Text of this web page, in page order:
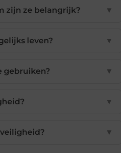
zijn ze belangrijk? ▼
leven? ▼
gebruiken? ▼
▼
▼